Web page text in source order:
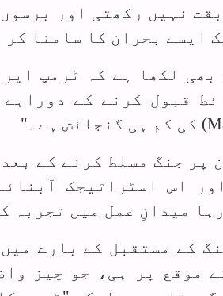
نہیں رکھتی اور
ایسے بحران کا سامنا
بھی لکھا ہے کہ ٹرمپ
قبول کرنے کے
) کی کم ہی گنجائش ہے۔"
پر جنگ مسلط کرنے کے
اس اسٹراٹیجک
میدانِ عمل میں تجربہ
کے مستقبل کے بارے
موقع پر ہی، جو چیز